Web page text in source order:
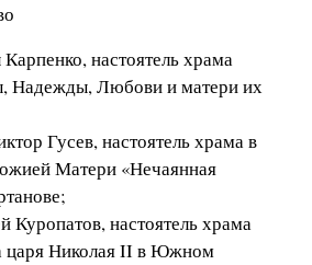
настоятель храма
Надежды, Любови и матери их
Гусев, настоятель храма в
Матери «Нечаянная
Куропатов, настоятель храма
царя Николая II в Южном